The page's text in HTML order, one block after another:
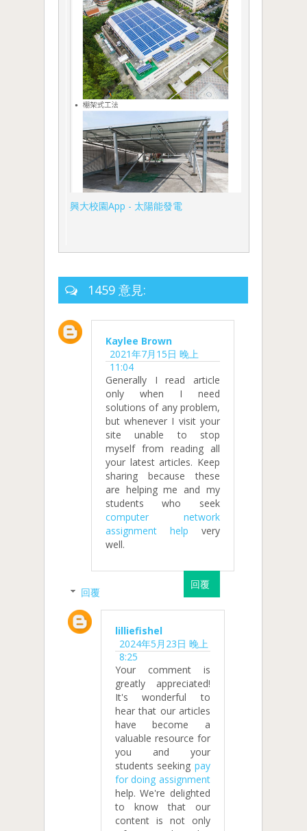
興大校園App - 太陽能發電
1459 意見:
Kaylee Brown
2021年7月15日 晚上
11:04
Generally I read article
only when I need
solutions of any problem,
but whenever I visit your
site unable to stop
myself from reading all
your latest articles. Keep
sharing because these
are helping me and my
students who seek
computer network
assignment help very
well.
回覆
回覆
lilliefishel
2024年5月23日 晚上
8:25
Your comment is
greatly appreciated!
It's wonderful to
hear that our articles
have become a
valuable resource for
you and your
students seeking pay
for doing assignment
help. We're delighted
to know that our
content is not only